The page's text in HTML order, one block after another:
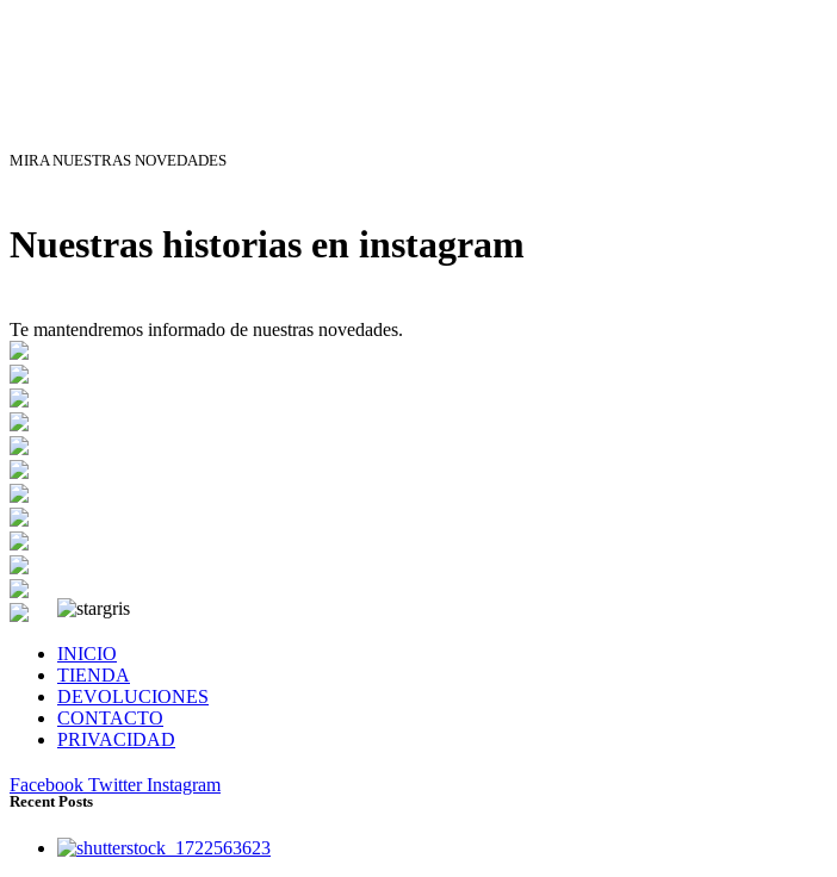
MIRA NUESTRAS NOVEDADES
Nuestras historias en instagram
Te mantendremos informado de nuestras novedades.
INICIO
TIENDA
DEVOLUCIONES
CONTACTO
PRIVACIDAD
Facebook Twitter Instagram
Recent Posts